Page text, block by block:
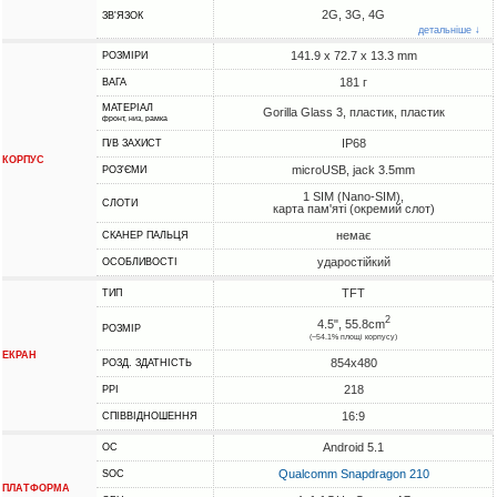
ЗВ'ЯЗОК 2G, 3G, 4G
детальніше ↓
КОРПУС
РОЗМІРИ 141.9 x 72.7 x 13.3 mm
ВАГА 181 г
МАТЕРІАЛ
фронт, низ, рамка Gorilla Glass 3, пластик, пластик
П/В ЗАХИСТ IP68
РОЗ'ЄМИ microUSB, jack 3.5mm
СЛОТИ
1 SIM (Nano-SIM),
карта пам'яті (окремий слот)
СКАНЕР ПАЛЬЦЯ немає
ОСОБЛИВОСТІ ударостійкий
ЕКРАН
ТИП TFT
РОЗМІР 4.5", 55.8cm2
(~54.1% площі корпусу)
РОЗД. ЗДАТНІСТЬ 854x480
PPI 218
СПІВВІДНОШЕННЯ 16:9
ПЛАТФОРМА
ОС Android 5.1
SOC Qualcomm Snapdragon 210